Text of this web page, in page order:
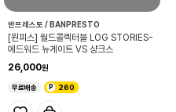
반프레스토 / BANPRESTO
[원피스] 월드콜렉터블 LOG STORIES-
에드워드 뉴게이트 VS 샹크스
26,000
무료배송 260